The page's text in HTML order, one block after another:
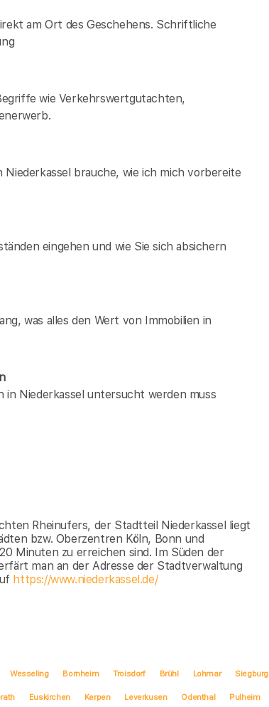
am Ort des Geschehens. Schriftliche
wie Verkehrswertgutachten,
brauche, wie ich mich vorbereite
eingehen und wie Sie sich absichern
was alles den Wert von Immobilien in
in Niederkassel untersucht werden muss
Rheinufers, der Stadtteil Niederkassel liegt
bzw. Oberzentren Köln, Bonn und
Minuten zu erreichen sind. Im Süden der
man an der Adresse der Stadtverwaltung
https://www.niederkassel.de/
Wesseling Bornheim Troisdorf Brühl Lohmar Siegburg
Euskirchen Kerpen Leverkusen Odenthal Pulheim